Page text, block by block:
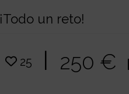
¡Todo un reto!
25 | 250 €